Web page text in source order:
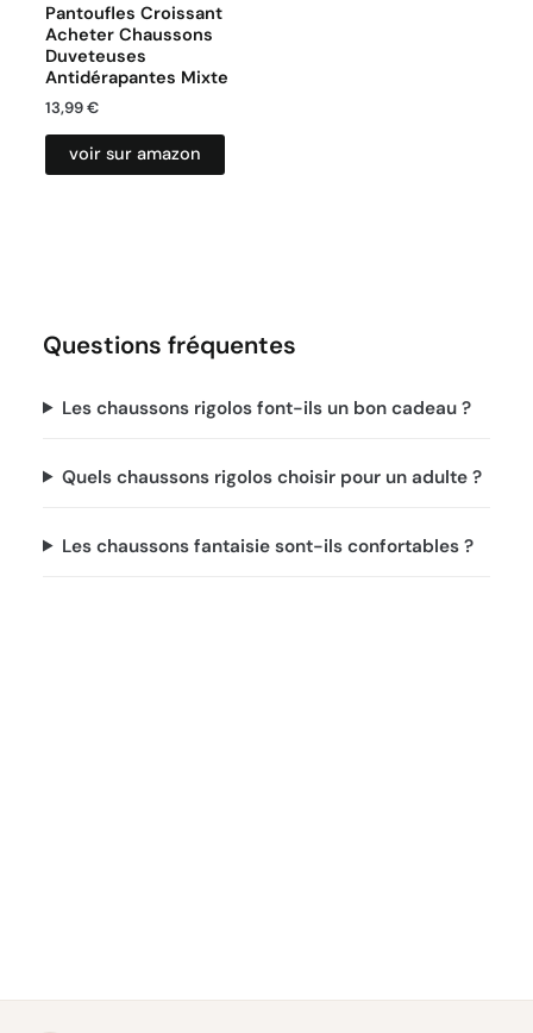
Pantoufles Croissant
Acheter Chaussons
Duveteuses
Antidérapantes Mixte
13,99€
voir sur amazon
Questions fréquentes
Les chaussons rigolos font-ils un bon cadeau ?
Quels chaussons rigolos choisir pour un adulte ?
Les chaussons fantaisie sont-ils confortables ?